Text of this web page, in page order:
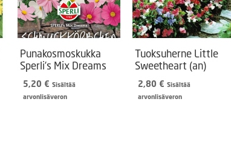
Punakosmoskukka
Sperli’s Mix Dreams
5,20 € Sisältää
arvonlisäveron
Tuoksuherne Little
Sweetheart (an)
2,80 € Sisältää
arvonlisäveron